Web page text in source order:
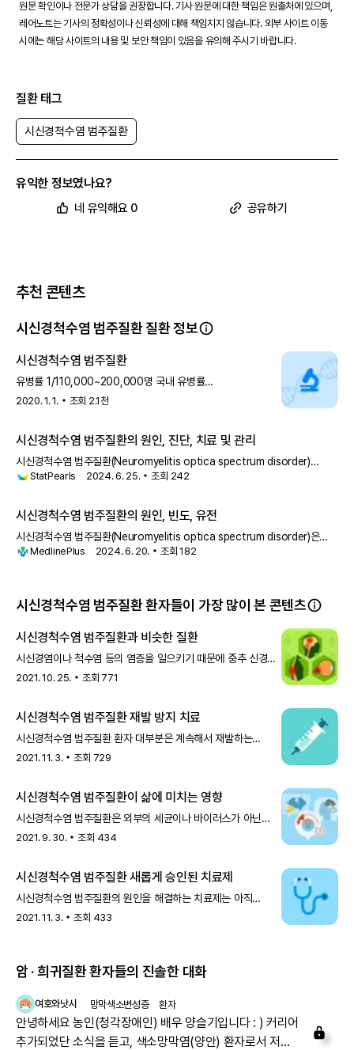
원문 확인이나 전문가 상담을 권장합니다. 기사 원문에 대한 책임은 원출처에 있으며,
레어노트는 기사의 정확성이나 신뢰성에 대해 책임지지 않습니다. 외부 사이트 이동
시에는 해당 사이트의 내용 및 보안 책임이 있음을 유의해 주시기 바랍니다.
질환 태그
시신경척수염 범주질환
유익한 정보였나요?
네 유익해요 0 공유하기
추천 콘텐츠
시신경척수염 범주질환 질환 정보
시신경척수염 범주질환
유병률 1/110,000~200,000명 국내 유병률
2.56~3.56/110,000~200,000명 개요 시신경척수염
2020. 1. 1. 조회 2.1천
시신경척수염 범주질환의 원인, 진단, 치료 및 관리
시신경척수염 범주질환(Neuromyelitis optica spectrum disorder)
(NMOSD), 이전에는 신경척수염
StatPearls 2024. 6. 25. 조회 242
시신경척수염 범주질환의 원인, 빈도, 유전
시신경척수염 범주질환(Neuromyelitis optica spectrum disorder)은
눈의 신경과 뇌와 척수를 포함한
MedlinePlus 2024. 6. 20. 조회182
시신경척수염 범주질환 환자들이 가장 많이 본 콘텐츠
시신경척수염 범주질환과 비슷한 질환
시신경염이나 척수염 등의 염증을 일으키기 때문에 중추 신경계
염증성 질환이라고도 불립니다. 대표적인 예로 시신경척수염
2021. 10. 25. 조회 771
시신경척수염 범주질환 재발 방지 치료
시신경척수염 범주질환 환자 대부분은 계속해서 재발하는
증상과 불완전한 회복을 거듭하며 건강이 악화되고 영구적인
2021. 11. 3. 조회 729
시신경척수염 범주질환이 삶에 미치는 영향
시신경척수염 범주질환은 외부의 세균이나 바이러스가 아닌
자신의 세포나 조직을 공격해 염증을 일으키는
2021. 9. 30. 조회 434
시신경척수염 범주질환 새롭게 승인된 치료제
시신경척수염 범주질환의 원인을 해결하는 치료제는 아직
개발되지 않았습니다. 따라서 증상이 나타났을 때 고용량
2021. 11. 3. 조회 433
암 · 희귀질환 환자들의 진솔한 대화
여호와낫시 망막색소변성증 환자
안녕하세요 농인(청각장애인) 배우 양슬기입니다 : ) 커리어
추가되었단 소식을 듣고, 색소망막염(양안) 환자로서 저의
2